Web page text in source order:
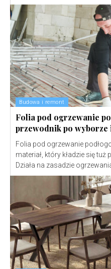
Budowa i remont
Folia pod ogrzewanie
przewodnik po wyborze
Folia pod ogrzewanie
materiał, który kładzie się
Działa na zasadzie